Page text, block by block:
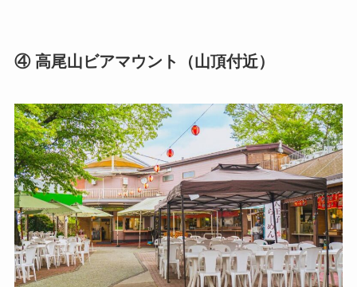
④ 高尾山ビアマウント（山頂付近）